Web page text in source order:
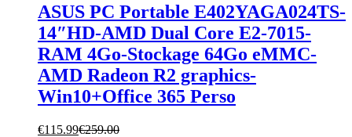
ASUS PC Portable E402YAGA024TS-
14″HD-AMD Dual Core E2-7015-
RAM 4Go-Stockage 64Go eMMC-
AMD Radeon R2 graphics-
Win10+Office 365 Perso
€115.99€259.00